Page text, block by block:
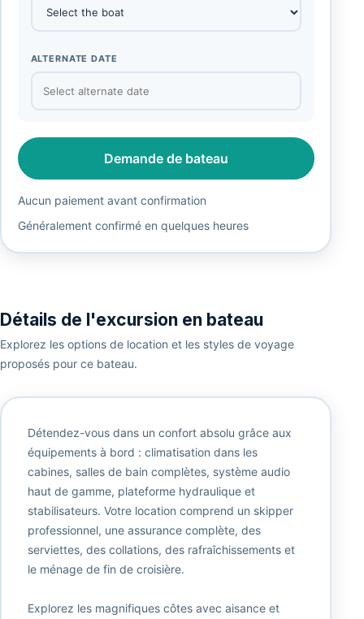
ALTERNATE DATE
Demande de bateau
Aucun paiement avant confirmation
Généralement confirmé en quelques heures
Détails de l'excursion en bateau
Explorez les options de location et les styles de voyage
proposés pour ce bateau.
Détendez-vous dans un confort absolu grâce aux
équipements à bord : climatisation dans les
cabines, salles de bain complètes, système audio
haut de gamme, plateforme hydraulique et
stabilisateurs. Votre location comprend un skipper
professionnel, une assurance complète, des
serviettes, des collations, des rafraîchissements et
le ménage de fin de croisière.
Explorez les magnifiques côtes avec aisance et